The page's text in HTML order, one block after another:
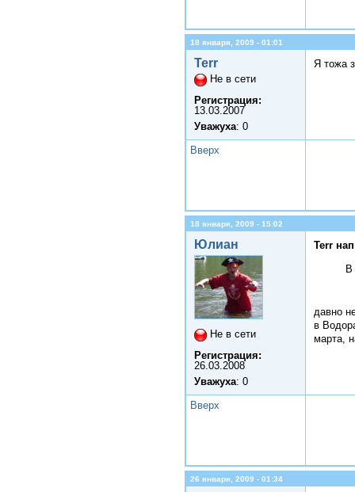
18 января, 2009 - 01:01
Terr
Не в сети
Регистрация:
13.03.2007
Уважуха: 0
Я тожа
Вверх
18 января, 2009 - 15:02
Юлиан
Не в сети
Регистрация:
26.03.2008
Уважуха: 0
Terr
В
давно
в
марта,
Вверх
26 января, 2009 - 01:34